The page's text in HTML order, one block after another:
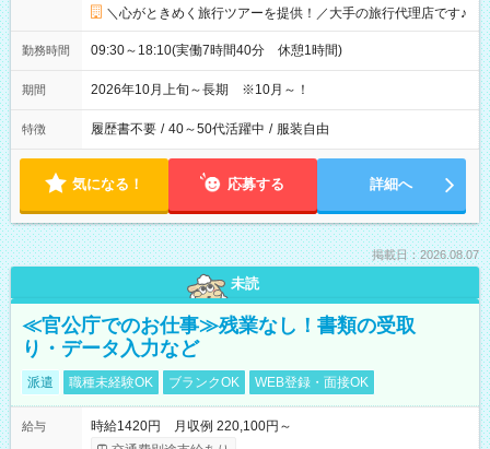
＼心がときめく旅行ツアーを提供！／大手の旅行代理店です♪
勤務時間 09:30～18:10(実働7時間40分 休憩1時間)
期間 2026年10月上旬～長期 ※10月～！
特徴 履歴書不要 / 40～50代活躍中 / 服装自由
気になる！ 応募する 詳細へ
掲載日：2026.08.07
未読
≪官公庁でのお仕事≫残業なし！書類の受取
り・データ入力など
派遣 職種未経験OK ブランクOK WEB登録・面接OK
給与
時給1420円 月収例 220,100円～